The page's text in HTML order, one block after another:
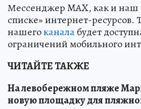
Мессенджер MAX, как и наш
списке» интернет-ресурсов.
нашегоканалабудет
ограничений мобильного
ЧИТАЙТЕ ТАКЖЕ
На левобережном пляже
новую площадку для